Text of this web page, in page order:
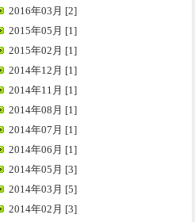
2016年03月 [2]
2015年05月 [1]
2015年02月 [1]
2014年12月 [1]
2014年11月 [1]
2014年08月 [1]
2014年07月 [1]
2014年06月 [1]
2014年05月 [3]
2014年03月 [5]
2014年02月 [3]